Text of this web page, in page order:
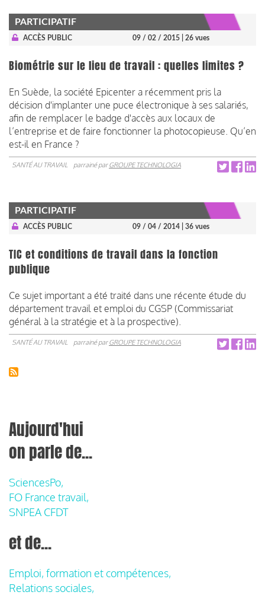
PARTICIPATIF
ACCÈS PUBLIC 09 / 02 / 2015 | 26 vues
Biométrie sur le lieu de travail : quelles limites ?
En Suède, la société Epicenter a récemment pris la
décision d'implanter une puce électronique à ses salariés,
afin de remplacer le badge d'accès aux locaux de
l’entreprise et de faire fonctionner la photocopieuse. Qu’en
est-il en France ?
SANTÉ AU TRAVAIL parrainé parGROUPE TECHNOLOGIA
PARTICIPATIF
ACCÈS PUBLIC 09 / 04 / 2014 | 36 vues
TIC et conditions de travail dans la fonction
publique
Ce sujet important a été traité dans une récente étude du
département travail et emploi du CGSP (Commissariat
général à la stratégie et à la prospective).
SANTÉ AU TRAVAIL parrainé parGROUPE TECHNOLOGIA
Aujourd'hui
on parle de...
SciencesPo,
FO France travail,
SNPEA CFDT
et de...
Emploi, formation et compétences,
Relations sociales,